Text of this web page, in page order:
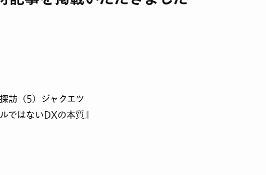
訪（5）ジャクエツ
ではないDXの本質』